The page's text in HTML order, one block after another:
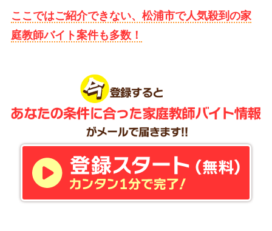
ここではご紹介できない、松浦市で人気殺到の家
庭教師バイト案件も多数！